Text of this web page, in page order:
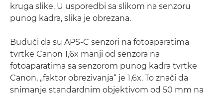
kruga slike. U usporedbi sa slikom na senzoru
punog kadra, slika je obrezana.
Budući da su APS-C senzori na fotoaparatima
tvrtke Canon 1,6x manji od senzora na
fotoaparatima sa senzorom punog kadra tvrtke
Canon, „faktor obrezivanja“ je 1,6x. To znači da
snimanje standardnim objektivom od 50 mm na